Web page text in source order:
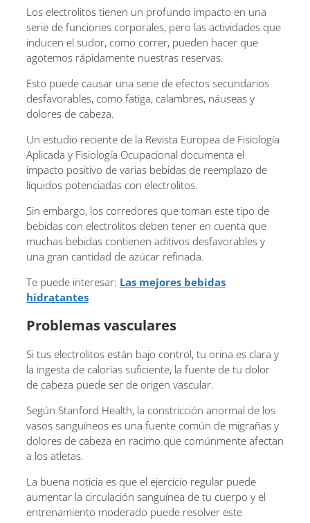
Los electrolitos tienen un profundo impacto en una
serie de funciones corporales, pero las actividades que
inducen el sudor, como correr, pueden hacer que
agotemos rápidamente nuestras reservas.
Esto puede causar una serie de efectos secundarios
desfavorables, como fatiga, calambres, náuseas y
dolores de cabeza.
Un estudio reciente de la Revista Europea de Fisiología
Aplicada y Fisiología Ocupacional documenta el
impacto positivo de varias bebidas de reemplazo de
líquidos potenciadas con electrolitos.
Sin embargo, los corredores que toman este tipo de
bebidas con electrolitos deben tener en cuenta que
muchas bebidas contienen aditivos desfavorables y
una gran cantidad de azúcar refinada.
Te puede interesar: Las mejores bebidas
hidratantes
Problemas vasculares
Si tus electrolitos están bajo control, tu orina es clara y
la ingesta de calorías suficiente, la fuente de tu dolor
de cabeza puede ser de origen vascular.
Según Stanford Health, la constricción anormal de los
vasos sanguíneos es una fuente común de migrañas y
dolores de cabeza en racimo que comúnmente afectan
a los atletas.
La buena noticia es que el ejercicio regular puede
aumentar la circulación sanguínea de tu cuerpo y el
entrenamiento moderado puede resolver este